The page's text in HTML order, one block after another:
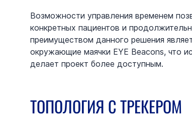
Возможности управления временем
конкретных пациентов и
преимуществом данного решения
окружающие маячки EYE Beacons, что
делает проект более доступным.
ТОПОЛОГИЯ С ТРЕКЕРОМ